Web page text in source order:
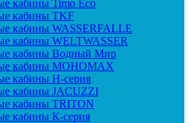
кабины Timo Eco
кабины TKF
кабины WASSERFALLE
кабины WELTWASSER
кабины Водный Мир
кабины МОНОМАХ
кабины H-серия
кабины JACUZZI
кабины TRITON
кабины К-серия